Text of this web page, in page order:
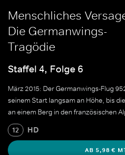
Menschliches
Die Germanwings-
Tragödie
Staffel 4, Folge 6
März 2015: Der Germanwings-Flug
seinem Start langsam an Höhe, bis
an einem Berg in den französischen
12 HD
AB 5,98 €